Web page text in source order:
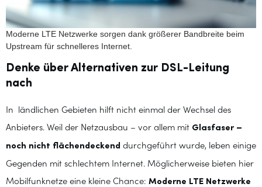
Moderne LTE Netzwerke sorgen dank größerer Bandbreite beim
Upstream für schnelleres Internet.
Denke über Alternativen zur DSL-Leitung
nach
In ländlichen Gebieten hilft nicht einmal der Wechsel des
Anbieters. Weil der Netzausbau – vor allem mit Glasfaser –
noch nicht flächendeckend durchgeführt wurde, leben einige
Gegenden mit schlechtem Internet. Möglicherweise bieten hier
Mobilfunknetze eine kleine Chance: Moderne LTE Netzwerke